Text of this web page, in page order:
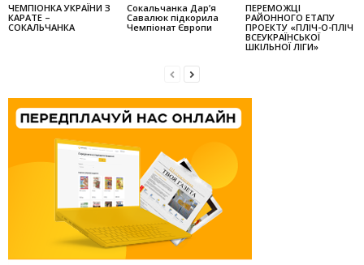
ЧЕМПІОНКА УКРАЇНИ З
КАРАТЕ –
СОКАЛЬЧАНКА
Сокальчанка Дар’я
Савалюк підкорила
Чемпіонат Європи
ПЕРЕМОЖЦІ
РАЙОННОГО ЕТАПУ
ПРОЕКТУ «ПЛІЧ-О-ПЛІЧ
ВСЕУКРАЇНСЬКОЇ
ШКІЛЬНОЇ ЛІГИ»